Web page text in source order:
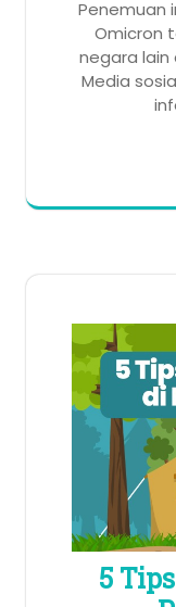
Penemuan
Omicron
negara lain
Media
5